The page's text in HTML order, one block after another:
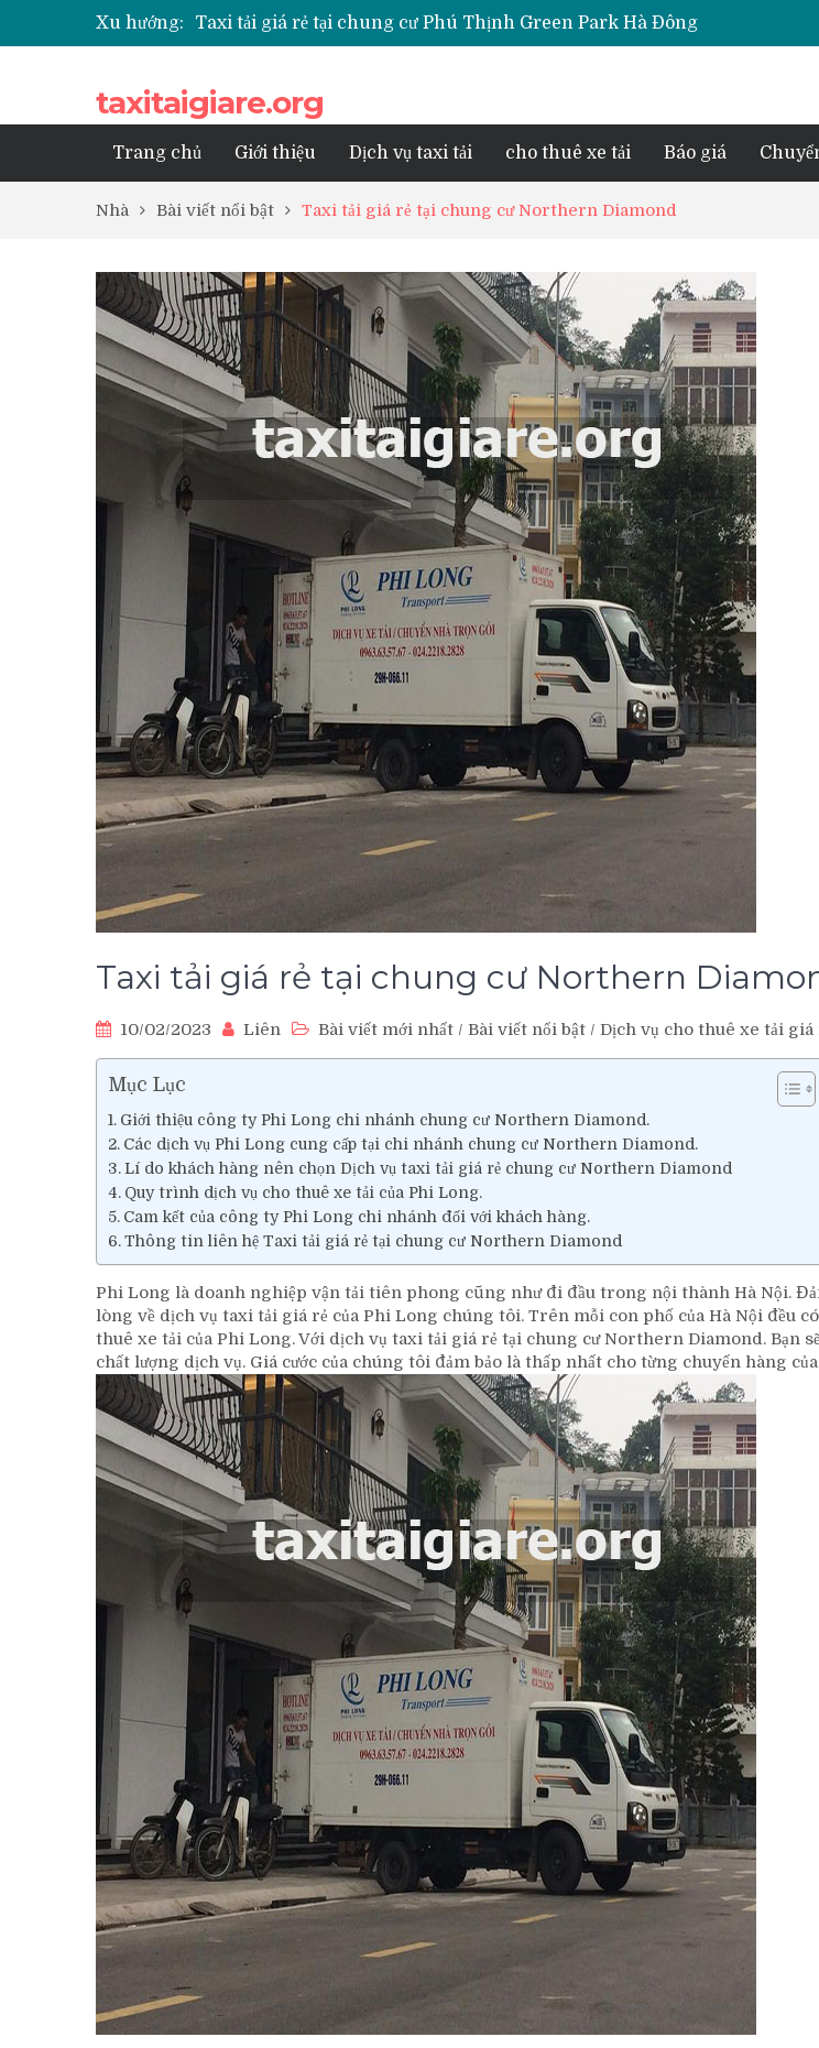
Xu hướng:
Taxi tải giá rẻ tại chung cư Phú Thịnh Green Park Hà Đông
Taxi tải giá rẻ tại chung cư Park Kiara Hà Đông
Taxi tải giá rẻ tại Chung cư Anland Lake View
Taxi tải giá rẻ tại chung cư BID Residence Tố Hữu
taxitaigiare.org
Trang chủ Giới thiệu Dịch vụ taxi tải cho thuê xe tải Báo giá
Nhà Bài viết nổi bật Taxi tải giá rẻ tại chung cư Northern Diamond
Taxi tải giá rẻ tại chung cư Northern
10/02/2023 Liên Bài viết mới nhất / Bài viết nổi bật / Dịch vụ cho thuê xe tải giá
Mục Lục
Giới thiệu công ty Phi Long chi nhánh chung cư Northern Diamond.
Các dịch vụ Phi Long cung cấp tại chi nhánh chung cư Northern Diamond.
Lí do khách hàng nên chọn Dịch vụ taxi tải giá rẻ chung cư Northern Diamond
Quy trình dịch vụ cho thuê xe tải của Phi Long.
Cam kết của công ty Phi Long chi nhánh đối với khách hàng.
Thông tin liên hệ Taxi tải giá rẻ tại chung cư Northern Diamond
Phi Long là doanh nghiệp vận tải tiên phong cũng như đi đầu trong nội thành Hà Nội.
lòng về dịch vụ taxi tải giá rẻ của Phi Long chúng tôi. Trên mỗi con phố của Hà Nội đều
thuê xe tải của Phi Long. Với dịch vụ taxi tải giá rẻ tại chung cư Northern Diamond. Bạn
chất lượng dịch vụ. Giá cước của chúng tôi đảm bảo là thấp nhất cho từng chuyến hàng của